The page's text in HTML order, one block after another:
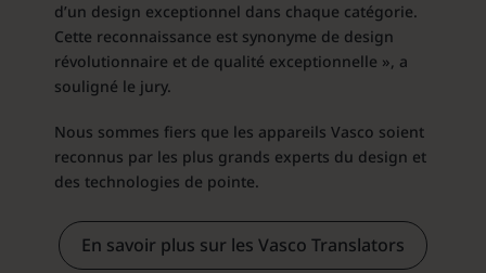
d’un design exceptionnel dans chaque catégorie.
Cette reconnaissance est synonyme de design
révolutionnaire et de qualité exceptionnelle », a
souligné le jury.
Nous sommes fiers que les appareils Vasco soient
reconnus par les plus grands experts du design et
des technologies de pointe.
En savoir plus sur les Vasco Translators